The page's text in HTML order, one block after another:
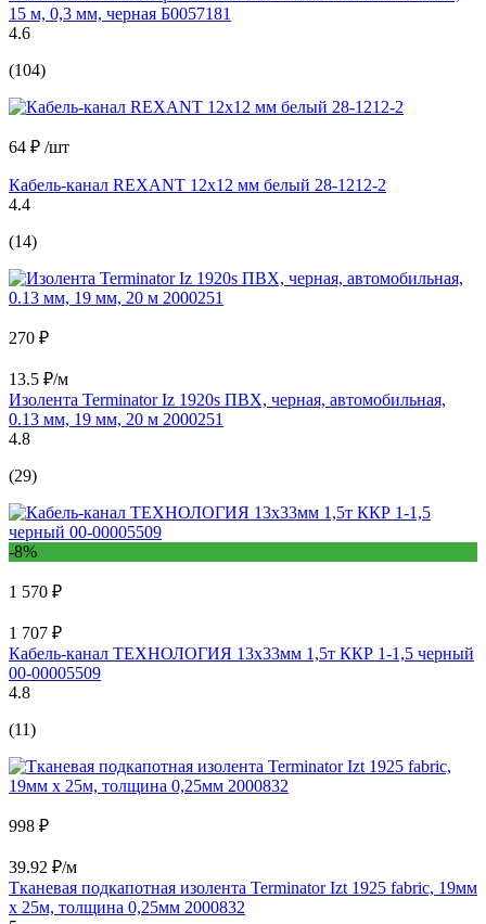
15 м, 0,3 мм, черная Б0057181
4.6
(104)
64 ₽ /шт
Кабель-канал REXANT 12x12 мм белый 28-1212-2
4.4
(14)
270 ₽
13.5 ₽/м
Изолента Terminator Iz 1920s ПВХ, черная, автомобильная,
0.13 мм, 19 мм, 20 м 2000251
4.8
(29)
-8%
1 570 ₽
1 707 ₽
Кабель-канал ТЕХНОЛОГИЯ 13x33мм 1,5т ККР 1-1,5 черный
00-00005509
4.8
(11)
998 ₽
39.92 ₽/м
Тканевая подкапотная изолента Terminator Izt 1925 fabric, 19мм
х 25м, толщина 0,25мм 2000832